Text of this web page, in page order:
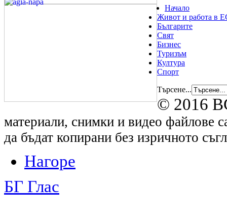
Начало
Живот и работа в
Българите
Свят
Бизнес
Туризъм
Култура
Спорт
Търсене...
© 2016
материали, снимки и видео файлове
да бъдат копирани без изричното
Нагоре
БГ Глас